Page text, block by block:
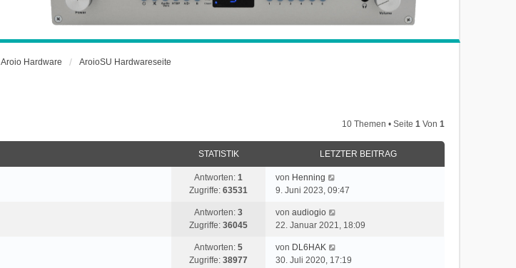
Aroio Hardware AroioSU Hardwareseite
10 Themen • Seite 1Von 1
STATISTIK LETZTER BEITRAG
Antworten:1
Zugriffe:63531
von Henning
9. Juni 2023, 09:47
Antworten:3
Zugriffe:36045
vonaudiogio
22. Januar 2021, 18:09
Antworten:5
Zugriffe:38977
von DL6HAK
30. Juli 2020, 17:19